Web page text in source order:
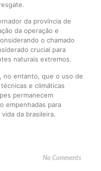
da província de
da operação e
o chamado
crucial para
naturais extremos.
no entanto, que o uso de
e climáticas
permanecem
empenhadas para
da brasileira.
No Comments